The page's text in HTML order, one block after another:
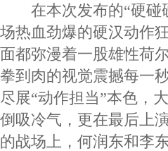
在本次发布的“硬碰
场热血劲爆的硬汉动作
面都弥漫着一股雄性荷
拳到肉的视觉震撼每一
尽展“动作担当”本色，
倒吸冷气，更在最后上
的战场上，何润东和李